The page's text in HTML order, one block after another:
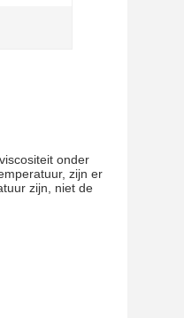
onder
zijn er
zijn, niet de